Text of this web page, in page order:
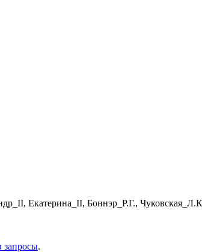
Екатерина_II, Боннэр_Р.Г.,
запросы.